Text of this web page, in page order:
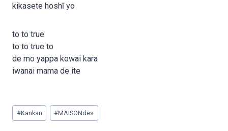
kikasete hoshī yo
to to true
to to true to
de mo yappa kowai kara
iwanai mama de ite
Post
Tags:
#Kankan #MAISONdes